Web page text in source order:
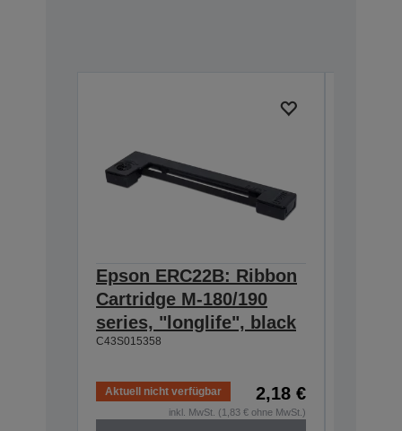
Epson ERC22B: Ribbon
Cartridge M-180/190
series, "longlife", black
C43S015358
Aktuell nicht verfügbar 2,18 €
inkl. MwSt. (1,83 € ohne MwSt.)